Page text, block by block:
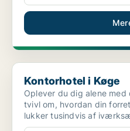
Kontorhotel i Køge
Kontorhotel i Køge
Oplever du dig alene
tvivl om, hvordan din forretning
lukker tusindvis af